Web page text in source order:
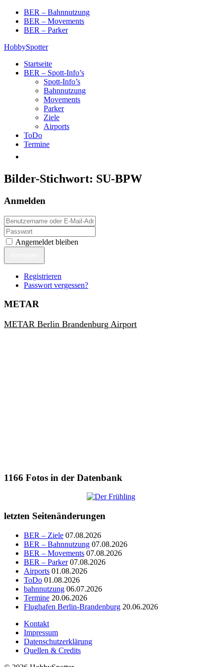
Skip
content
BER – Bahnnutzung
BER – Movements
BER – Parker
HobbySpotter
Startseite
BER – Spott-Info’s
Spott-Info’s
Bahnnutzung
Movements
Parker
Ziele
Airports
ToDo
Termine
Bilder-Stichwort: SU-BPW
Anmelden
Angemeldet bleiben
Registrieren
Passwort vergessen?
METAR
METAR Berlin Brandenburg Airport
1166 Fotos in der Datenbank
letzten Seitenänderungen
BER – Ziele 07.08.2026
BER – Bahnnutzung 07.08.2026
BER – Movements 07.08.2026
BER – Parker 07.08.2026
Airports 01.08.2026
ToDo 01.08.2026
bahnnutzung 06.07.2026
Termine 20.06.2026
Flughafen Berlin-Brandenburg 20.06.2026
Kontakt
Impressum
Datenschutzerklärung
Quellen & Credits